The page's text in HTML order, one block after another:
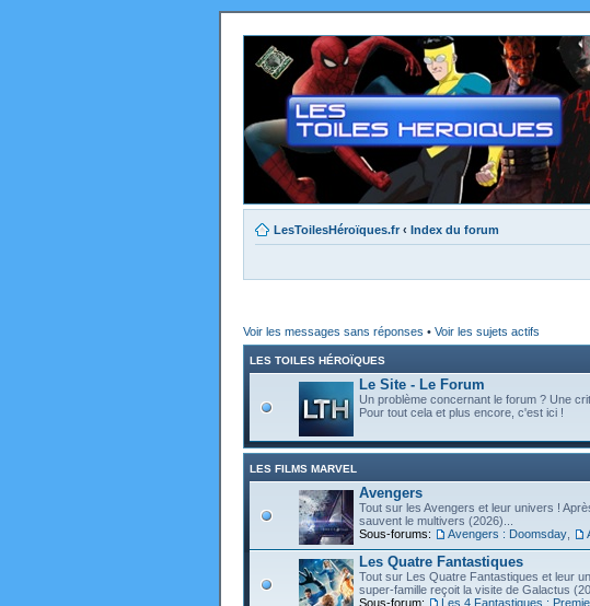
LesToilesHéroïques.fr ‹ Index du forum
Voir les messages sans réponses • Voir les sujets actifs
LES TOILES HÉROÏQUES
Le Site - Le Forum
Un problème concernant le forum ? Une
Pour tout cela et plus encore, c'est ici !
LES FILMS MARVEL
Avengers
Tout sur les Avengers et leur univers !
sauvent le multivers (2026)...
Sous-forums:
Avengers : Doomsday
Les Quatre Fantastiques
Tout sur Les Quatre Fantastiques et leur
super-famille reçoit la visite de Galactus
Sous-forum:
Les 4 Fantastiques :